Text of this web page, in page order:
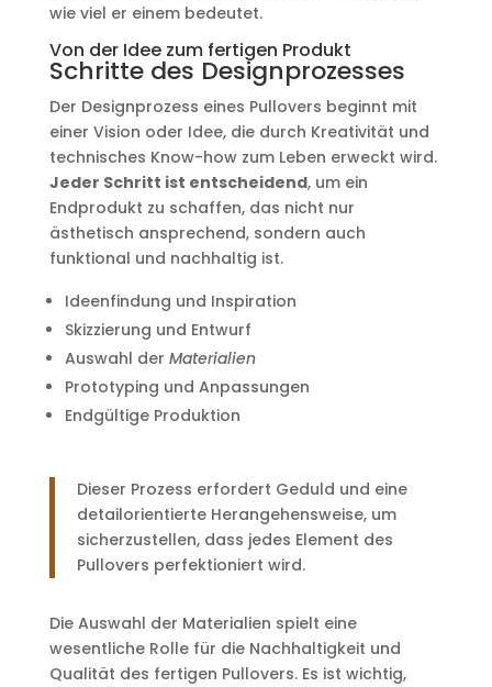
wie viel er einem bedeutet.
Von der Idee zum fertigen Produkt
Schritte des Designprozesses
Der Designprozess eines Pullovers beginnt mit
einer Vision oder Idee, die durch Kreativität und
technisches Know-how zum Leben erweckt wird.
Jeder Schritt ist entscheidend, um ein
Endprodukt zu schaffen, das nicht nur
ästhetisch ansprechend, sondern auch
funktional und nachhaltig ist.
Ideenfindung und Inspiration
Skizzierung und Entwurf
Auswahl der Materialien
Prototyping und Anpassungen
Endgültige Produktion
Dieser Prozess erfordert Geduld und eine
detailorientierte Herangehensweise, um
sicherzustellen, dass jedes Element des
Pullovers perfektioniert wird.
Die Auswahl der Materialien spielt eine
wesentliche Rolle für die Nachhaltigkeit und
Qualität des fertigen Pullovers. Es ist wichtig,